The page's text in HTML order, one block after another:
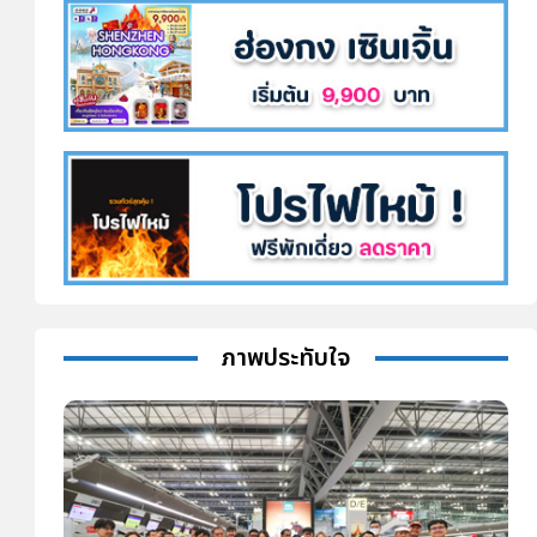
ภาพประทับใจ